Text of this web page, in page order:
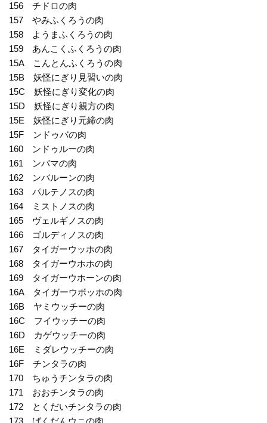
156 チドロの肉
157 やみふくろうの肉
158 ようまふくろうの肉
159 あんこくふくろうの肉
15A こんとんふくろうの肉
15B 妖怪にぎり見習いの肉
15C 妖怪にぎり変化の肉
15D 妖怪にぎり親方の肉
15E 妖怪にぎり元締の肉
15F ンドゥバの肉
160 ンドゥルーの肉
161 ンバマの肉
162 ンバルーンの肉
163 パルテノスの肉
164 ミストノスの肉
165 ヴェルギノスの肉
166 ゴルディノスの肉
167 タイガーウッホの肉
168 タイガーウホホの肉
169 タイガーウホーンの肉
16A タイガーウボッホの肉
16B ヤミウッチーの肉
16C フイウッチーの肉
16D カゲウッチーの肉
16E ミダレウッチーの肉
16F チンタラの肉
170 ちゅうチンタラの肉
171 おおチンタラの肉
172 とくだいチンタラの肉